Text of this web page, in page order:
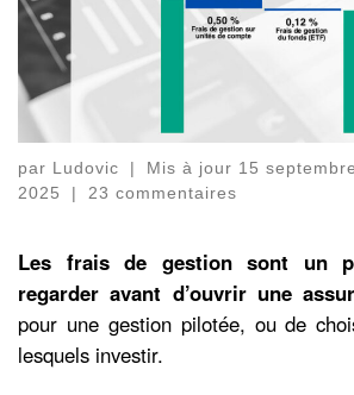
par Ludovic | Mis à jour 15 septembre
2025
| 23 commentaires
Les frais de gestion sont un
regarder avant d’ouvrir une
pour une gestion pilotée, ou de
lesquels investir.